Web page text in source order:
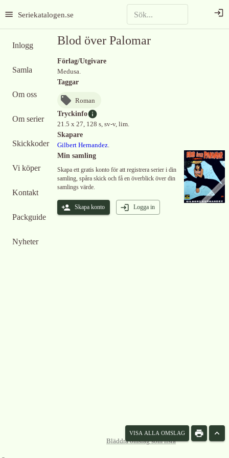
Seriekatalogen.se
Inlogg
Samla
Om oss
Om serier
Skickkoder
Vi köper
Kontakt
Packguide
Nyheter
Blod över Palomar
Förlag/Utgivare
Medusa.
Taggar
Roman
Tryckinfo
21.5 x 27, 128 s, sv-v, lim.
Skapare
Gilbert Hernandez.
Min samling
Skapa ett gratis konto för att registrera serier i din
samling, spåra skick och få en överblick över din
samlings värde.
Skapa konto Logga in
VISA ALLA OMSLAG
Bläddra omslag som lista